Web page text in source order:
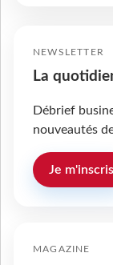
NEWSLETTER
La
Débrief
nouveautés
Je m'inscris
MAGAZINE